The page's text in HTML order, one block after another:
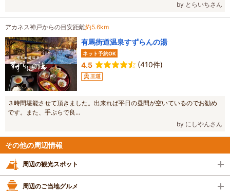
by とらいちさん
アカネス神戸からの目安距離約5.6km
有馬街道温泉すずらんの湯
ネット予約OK
4.5 (410件)
王道
３時間堪能させて頂きました。出来れば平日の昼間が空いているのでお勧め
です。また、手ぶらで良...
by にしやんさん
その他の周辺情報
周辺の観光スポット
周辺のご当地グルメ